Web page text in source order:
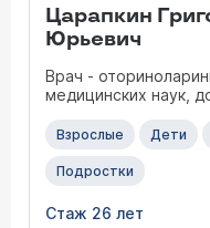
Царапкин
Юрьевич
Врач -
медицинских наук,
Взрослые Дети
Подростки
Стаж 26 лет